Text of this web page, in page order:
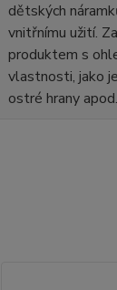
dětských
vnitřnímu užití.
produktem s
vlastnosti, jako
ostré hrany apod.